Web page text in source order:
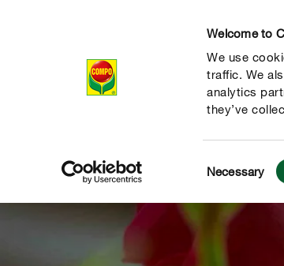
Welcome to
We use
traffic. We
analytics
they’ve
Selection
Necessary